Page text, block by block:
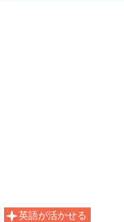
英語が活かせる